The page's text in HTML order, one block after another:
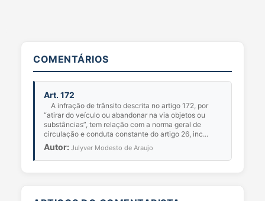
COMENTÁRIOS
Art. 172
A infração de trânsito descrita no artigo 172, por
“atirar do veículo ou abandonar na via objetos ou
substâncias”, tem relação com a norma geral de
circulação e conduta constante do artigo 26, inc...
Autor: Julyver Modesto de Araujo